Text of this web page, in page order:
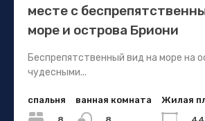
месте с
море и острова Бриони
Беспрепятственный вид на море на
чудесными...
спальня
ванная комната
Жилая